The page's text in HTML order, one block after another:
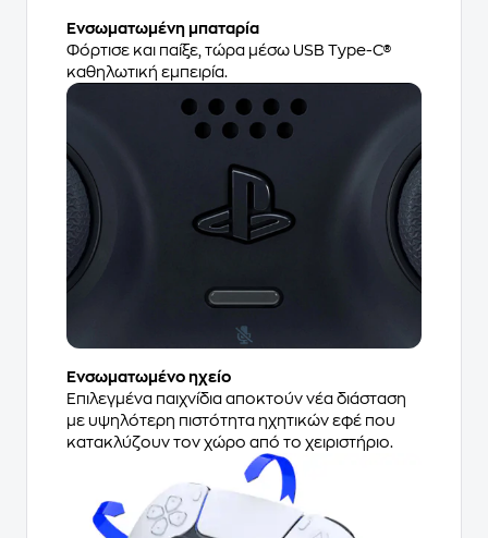
Ενσωματωμένη μπαταρία
Φόρτισε και παίξε, τώρα μέσω USB Type-C®
καθηλωτική εμπειρία.
Ενσωματωμένο ηχείο
Επιλεγμένα παιχνίδια αποκτούν νέα διάσταση
με υψηλότερη πιστότητα ηχητικών εφέ που
κατακλύζουν τον χώρο από το χειριστήριο.